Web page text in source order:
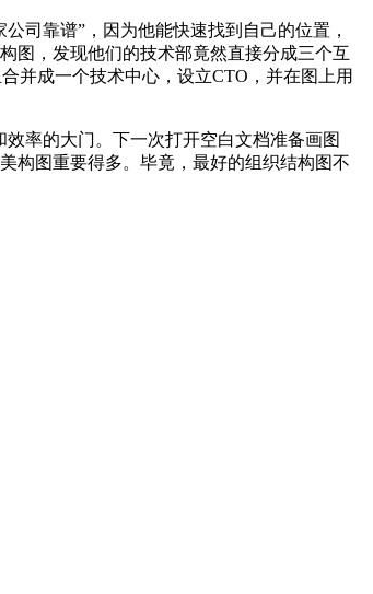
司靠谱”，因为他能快速找到自己的位置，
图，发现他们的技术部竟然直接分成三个互
并成一个技术中心，设立CTO，并在图上用
率的大门。下一次打开空白文档准备画图
构图重要得多。毕竟，最好的组织结构图不